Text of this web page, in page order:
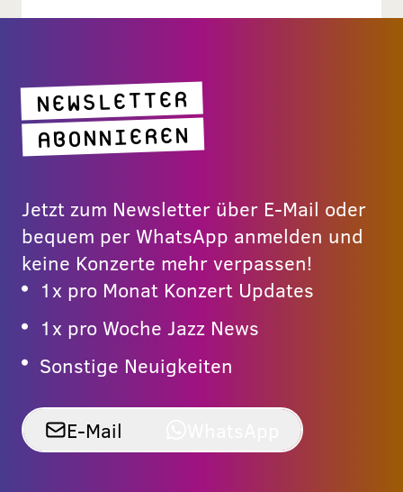
NEWSLETTER
ABONNIEREN
Jetzt zum Newsletter über E-Mail oder
bequem per WhatsApp anmelden und
keine Konzerte mehr verpassen!
1x pro Monat Konzert Updates
1x pro Woche Jazz News
Sonstige Neuigkeiten
E-Mail